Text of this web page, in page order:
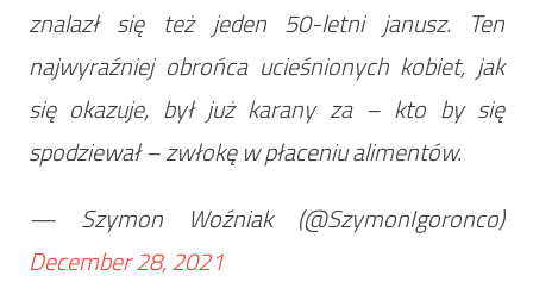
znalazł się też jeden 50-letni janusz. Ten
najwyraźniej obrońca ucieśnionych kobiet, jak
się okazuje, był już karany za – kto by się
spodziewał – zwłokę w płaceniu alimentów.
— Szymon Woźniak (@SzymonIgoronco)
December 28, 2021